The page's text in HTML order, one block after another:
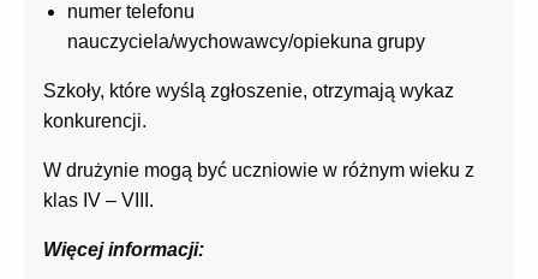
numer telefonu
nauczyciela/wychowawcy/opiekuna grupy
Szkoły, które wyślą zgłoszenie, otrzymają wykaz
konkurencji.
W drużynie mogą być uczniowie w różnym wieku z
klas IV – VIII.
Więcej informacji: